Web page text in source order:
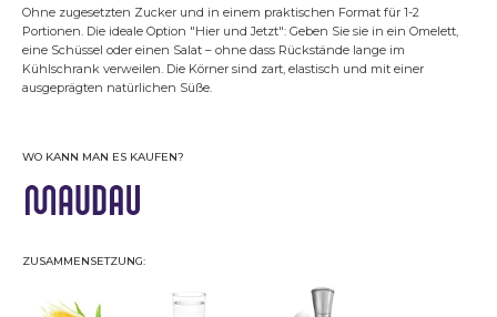
Ohne zugesetzten Zucker und in einem praktischen Format für 1-2
Portionen. Die ideale Option "Hier und Jetzt": Geben Sie sie in ein Omelett,
eine Schüssel oder einen Salat – ohne dass Rückstände lange im
Kühlschrank verweilen. Die Körner sind zart, elastisch und mit einer
ausgeprägten natürlichen Süße.
WO KANN MAN ES KAUFEN?
ZUSAMMENSETZUNG: